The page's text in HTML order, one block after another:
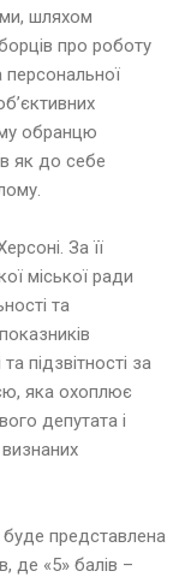
шляхом
про роботу
персональної
обранцю
як до себе
За її
міської ради
та
підзвітності за
яка охоплює
депутата і
представлена
де «5» балів –